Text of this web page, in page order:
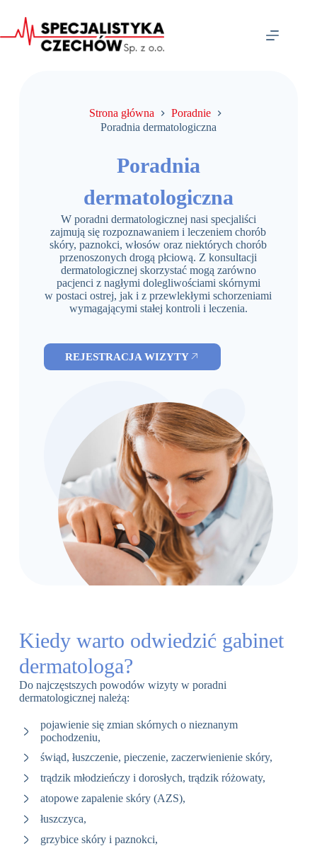
Strona główna
Poradnie
Poradnia dermatologiczna
Poradnia
dermatologiczna
W poradni dermatologicznej nasi specjaliści
zajmują się rozpoznawaniem i leczeniem chorób
skóry, paznokci, włosów oraz niektórych chorób
przenoszonych drogą płciową. Z konsultacji
dermatologicznej skorzystać mogą zarówno
pacjenci z nagłymi dolegliwościami skórnymi
w postaci ostrej, jak i z przewlekłymi schorzeniami
wymagającymi stałej kontroli i leczenia.
REJESTRACJA WIZYTY
Kiedy warto odwiedzić gabinet
dermatologa?
Do najczęstszych powodów wizyty w poradni
dermatologicznej należą:
pojawienie się zmian skórnych o nieznanym
pochodzeniu,
świąd, łuszczenie, pieczenie, zaczerwienienie skóry,
trądzik młodzieńczy i dorosłych, trądzik różowaty,
atopowe zapalenie skóry (AZS),
łuszczyca,
grzybice skóry i paznokci,